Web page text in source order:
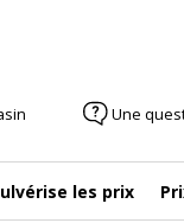
Une
les prix